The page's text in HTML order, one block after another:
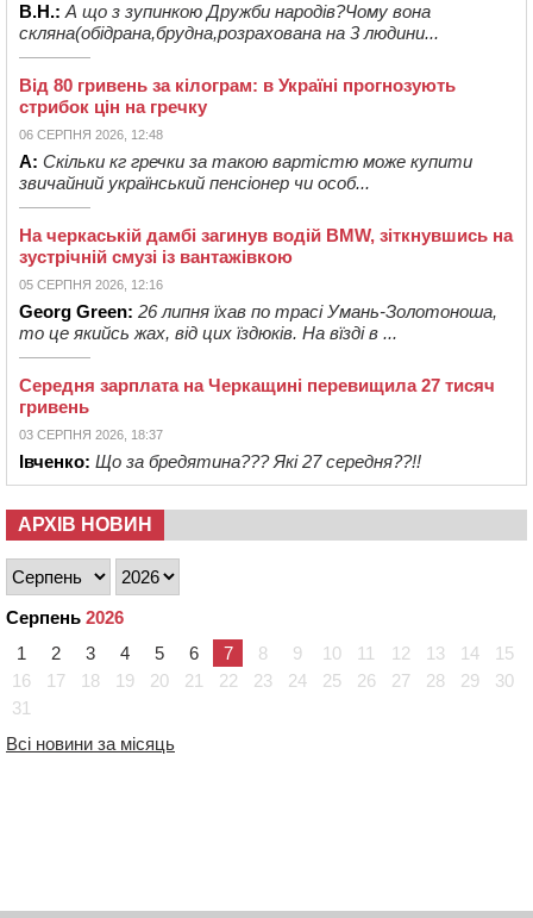
В.Н.: А що з зупинкою Дружби народів?Чому вона
скляна(обідрана,брудна,розрахована на 3 людини...
Від 80 гривень за кілограм: в Україні прогнозують
стрибок цін на гречку
06 СЕРПНЯ 2026, 12:48
А: Скільки кг гречки за такою вартістю може купити
звичайний український пенсіонер чи особ...
На черкаській дамбі загинув водій BMW, зіткнувшись на
зустрічній смузі із вантажівкою
05 СЕРПНЯ 2026, 12:16
Georg Green: 26 липня їхав по трасі Умань-Золотоноша,
то це якийсь жах, від цих їздюків. На вїзді в ...
Середня зарплата на Черкащині перевищила 27 тисяч
гривень
03 СЕРПНЯ 2026, 18:37
Івченко: Що за бредятина??? Які 27 середня??!!
АРХІВ НОВИН
Серпень 2026
1
2 3 4 5 6 7 8 9 10 11 12 13 14
15
16
17 18 19 20 21 22 23 24 25 26 27 28 29
30
31
Всі новини за місяць